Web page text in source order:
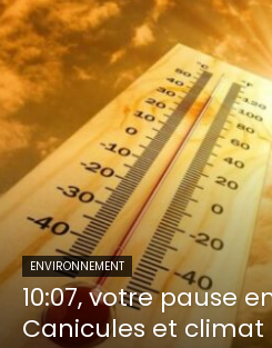
ENVIRONNEMENT
10:07, votre pause
Canicules et climat